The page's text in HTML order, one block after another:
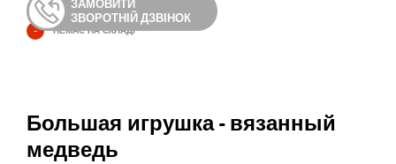
ЗАМОВИТИ
ЗВОРОТНІЙ ДЗВІНОК
- НЕМАЄ НА СКЛАДІ
Большая игрушка - вязанный
медведь